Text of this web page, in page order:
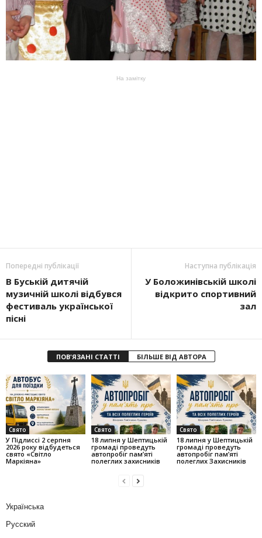
На замітку
Попередні публікації
В Буській дитячій
музичній школі відбувся
фестиваль української
пісні
Наступна публікація
У Боложинівській школі
відкрито спортивний
зал
ПОВ'ЯЗАНІ СТАТТІ БІЛЬШЕ ВІД АВТОРА
Свято
У Підлиссі 2 серпня
2026 року відбудеться
свято «Світло
Маркіяна»
Свято
18 липня у Шептицькій
громаді проведуть
автопробіг пам’яті
полеглих захисників
Свято
18 липня у Шептицькій
громаді проведуть
автопробіг пам’яті
полеглих Захисників
Українська
Русский